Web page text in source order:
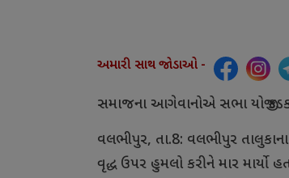
અમારી સાથ જોડાઓ -
સમાજના આગેવાનોએ સભા યોજી કડક
વલભીપુર, તા.8: વલભીપુર તાલુકાના
વૃદ્ધ ઉપર હુમલો કરીને માર